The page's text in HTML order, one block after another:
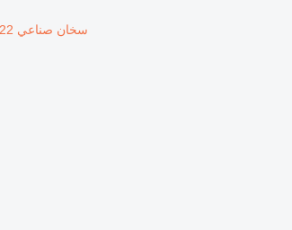
سخان صناعي Qlima S-JA 2522